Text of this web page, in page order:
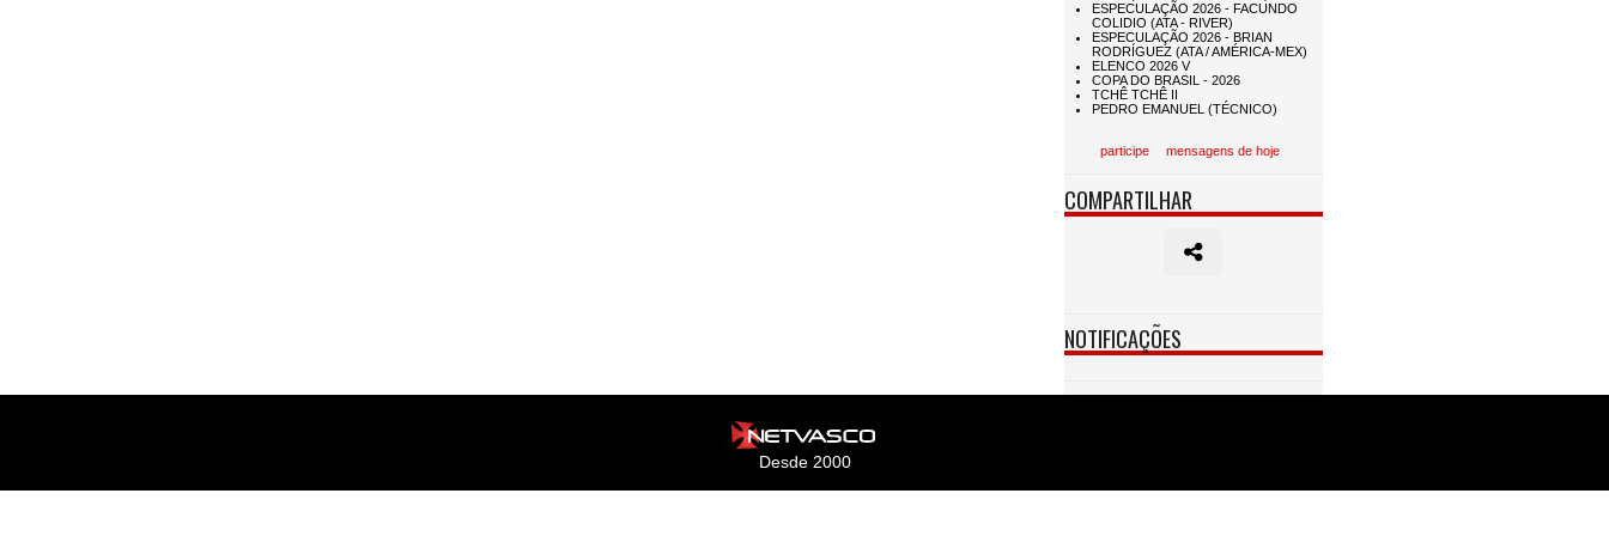
participe mensagens de hoje
COMPARTILHAR
NOTIFICAÇÕES
Desde 2000